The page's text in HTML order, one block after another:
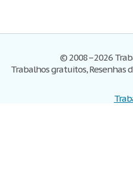
© 2008–2026
Trabalhos gratuitos, Resenhas